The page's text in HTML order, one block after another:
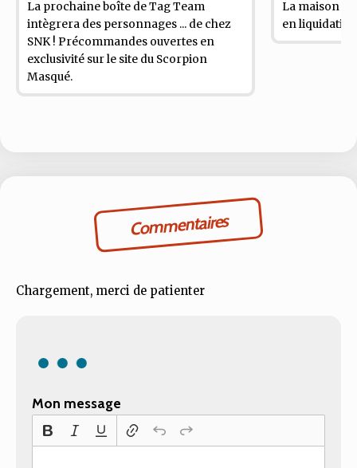
La prochaine boîte deTag Team
intègrera des personnages ... de chez
SNK ! Précommandes ouvertes en
exclusivité sur le site du Scorpion
Masqué.
La maison
en
Commentaires
Chargement, merci de patienter
Mon message